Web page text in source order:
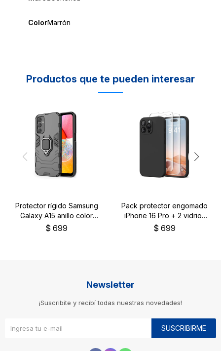
ColorMarrón
Productos que te pueden interesar
Protector rígido Samsung
Galaxy A15 anillo color
negro
$ 699
Pack protector engomado
iPhone 16 Pro + 2 vidrios
templados
$ 699
Newsletter
¡Suscribite y recibí todas nuestras novedades!
SUSCRIBIRME